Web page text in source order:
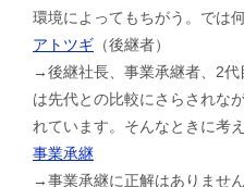
環境によってもちがう。では
アトツギ （後継者）
→後継社長、事業承継者、2
は先代との比較にさらされな
れています。そんなときに考
事業承継
→事業承継に正解はありませ